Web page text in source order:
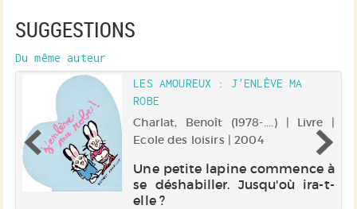
SUGGESTIONS
Du même auteur
LES AMOUREUX : J'ENLÈVE MA
ROBE
Charlat, Benoît (1978-....) | Livre |
Ecole des loisirs | 2004
Une petite lapine commence à
se déshabiller. Jusqu'où ira-t-
elle ?